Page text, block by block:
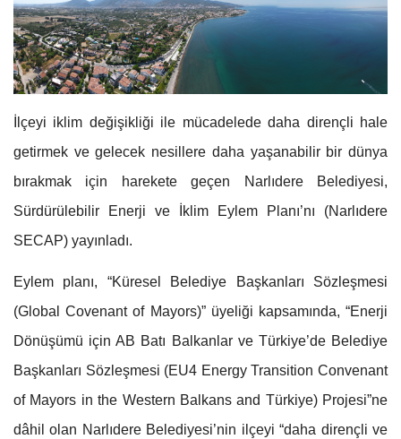
İlçeyi iklim değişikliği ile mücadelede daha dirençli hale
getirmek ve gelecek nesillere daha yaşanabilir bir dünya
bırakmak için harekete geçen Narlıdere Belediyesi,
Sürdürülebilir Enerji ve İklim Eylem Planı’nı (Narlıdere
SECAP) yayınladı.
Eylem planı, “Küresel Belediye Başkanları Sözleşmesi
(Global Covenant of Mayors)” üyeliği kapsamında, “Enerji
Dönüşümü için AB Batı Balkanlar ve Türkiye’de Belediye
Başkanları Sözleşmesi (EU4 Energy Transition Convenant
of Mayors in the Western Balkans and Türkiye) Projesi”ne
dâhil olan Narlıdere Belediyesi’nin ilçeyi “daha dirençli ve